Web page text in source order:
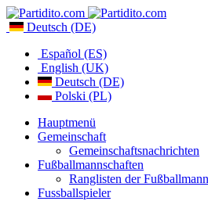
Deutsch (DE)
Español (ES)
English (UK)
Deutsch (DE)
Polski (PL)
Hauptmenü
Gemeinschaft
Gemeinschaftsnachrichten
Fußballmannschaften
Ranglisten der
Fussballspieler